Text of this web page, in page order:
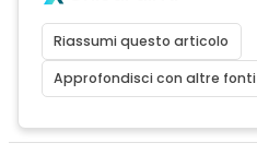
Riassumi questo articolo
Approfondisci con altre fonti